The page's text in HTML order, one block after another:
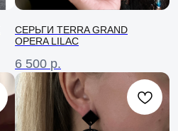
СЕРЬГИ TERRA GRAND
OPERA LILAC
6 500 р.